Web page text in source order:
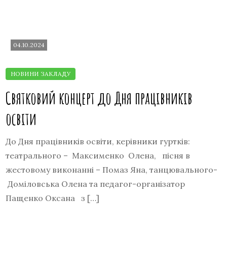
04.10.2024
Святковий концерт до Дня працівників
освіти
До Дня працівників освіти, керівники гуртків:
театрального – Максименко Олена, пісня в
жестовому виконанні – Помаз Яна, танцювального-
Доміловська Олена та педагог-організатор
Пащенко Оксана з […]